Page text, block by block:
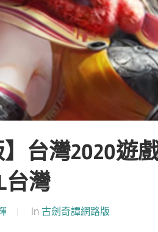
】台灣2020遊
台灣
In 古劍奇譚網路版